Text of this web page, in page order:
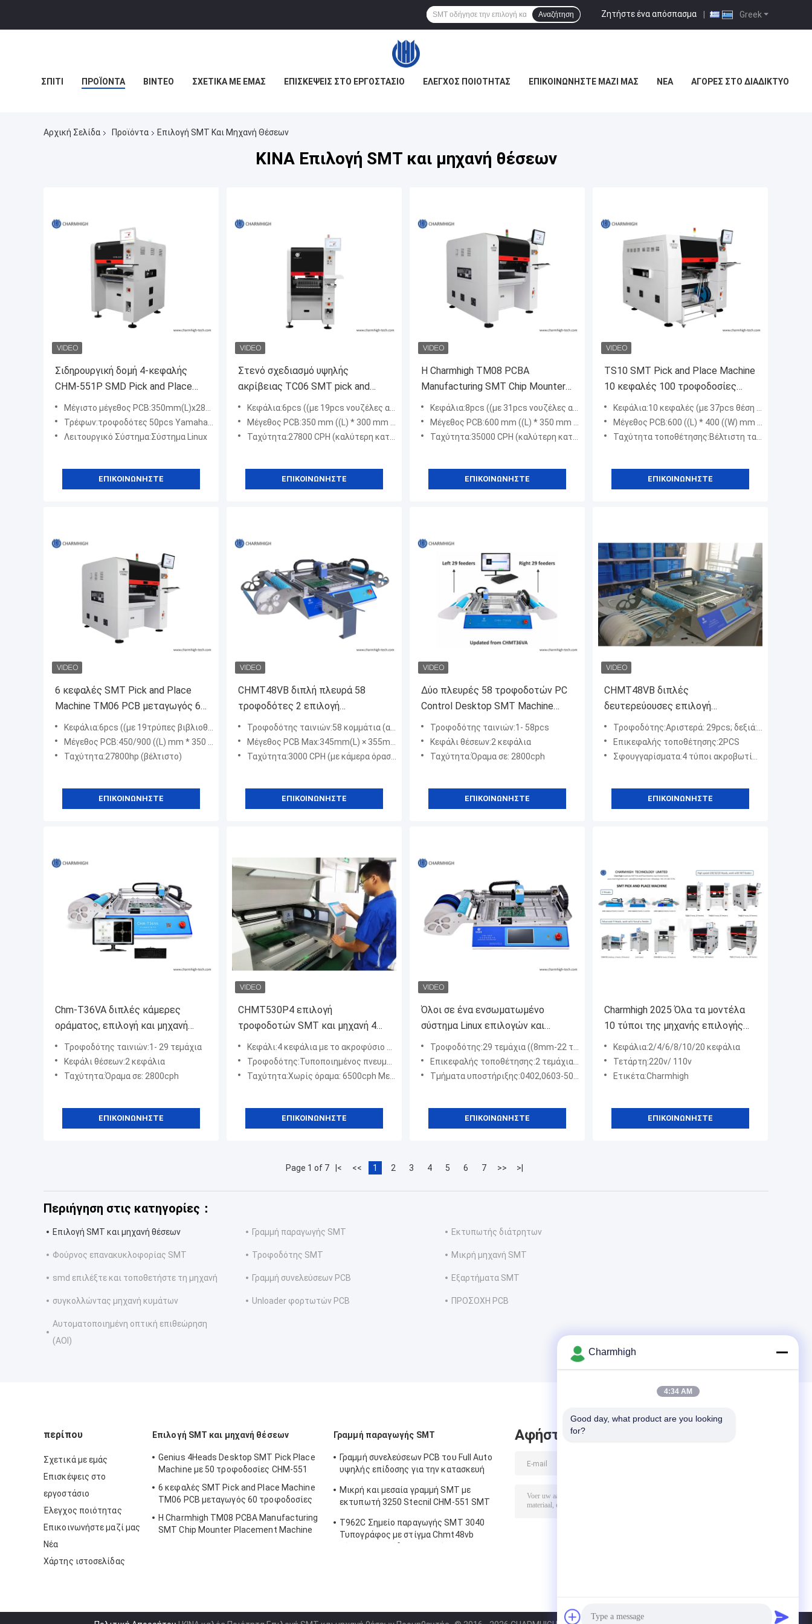
Greek
Ζητήστε ένα απόσπασμα |
Αναζήτηση
ΣΠΊΤΙ ΠΡΟΪΌΝΤΑ ΒΊΝΤΕΟ ΣΧΕΤΙΚΆ ΜΕ ΕΜΆΣ ΕΠΙΣΚΈΨΕΙΣ ΣΤΟ ΕΡΓΟΣΤΆΣΙΟ ΈΛΕΓΧΟΣ ΠΟΙΌΤΗΤΑΣ ΕΠΙΚΟΙΝΩΝΉΣΤΕ ΜΑΖΊ ΜΑΣ ΝΈΑ ΑΓΟΡΈΣ ΣΤΟ ΔΙΑΔΊΚΤΥΟ
Αρχική Σελίδα Προϊόντα Επιλογή SMT Και Μηχανή Θέσεων
ΚΙΝΑ Επιλογή SMT και μηχανή θέσεων
Σιδηρουργική δομή 4-κεφαλής
CHM-551P SMD Pick and Place
Machine
Μέγιστο μέγεθος PCB:350mm(L)x280mm(W) (Τυπικό)
Τρέφων:τροφοδότες 50pcs Yamaha (πνευματικός & ηλεκτρικός τροφοδότης)
Λειτουργικό Σύστημα:Σύστημα Linux
ΕΠΙΚΟΙΝΩΝΉΣΤΕ
Στενό σχεδιασμό υψηλής
ακρίβειας TC06 SMT pick and
place machine 6 κεφάλια στήριξη
01005
Κεφάλια:6pcs ((με 19pcs νουζέλες αυτόματη θέση αλλαγής)
Μέγεθος PCB:350 mm ((L) * 300 mm ((W)
Ταχύτητα:27800 CPH (καλύτερη κατάσταση υπό την εταιρεία μας)
ΕΠΙΚΟΙΝΩΝΉΣΤΕ
Η Charmhigh TM08 PCBA
Manufacturing SMT Chip Mounter
Placement Machine CPK≥1.0
Κεφάλια:8pcs ((με 31pcs νουζέλες αυτόματη θέση αλλαγής)
Μέγεθος PCB:600 mm ((L) * 350 mm ((W) / 1200 * 350 mm ((επιλογές)
Ταχύτητα:35000 CPH (καλύτερη κατάσταση υπό την εταιρεία μας)
ΕΠΙΚΟΙΝΩΝΉΣΤΕ
TS10 SMT Pick and Place Machine
10 κεφαλές 100 τροφοδοσίες
01005 Υποστήριξη υψηλής
ταχύτητας
Κεφάλια:10 κεφαλές (με 37pcs θέση αυτόματης αλλαγής ακροφύλλων)
Μέγεθος PCB:600 ((L) * 400 ((W) mm (πρότυπο)
Ταχύτητα τοποθέτησης:Βέλτιστη ταχύτητα: 42000hp, IPC9850: 31000hp
ΕΠΙΚΟΙΝΩΝΉΣΤΕ
6 κεφαλές SMT Pick and Place
Machine TM06 PCB μεταγωγός 60
τροφοδοσίες
Κεφάλια:6pcs ((με 19τρύπες βιβλιοθήκη ακροφύλλων)
Μέγεθος PCB:450/900 ((L) mm * 350 mm ((W) (2 επιλογές)
Ταχύτητα:27800hp (βέλτιστο)
ΕΠΙΚΟΙΝΩΝΉΣΤΕ
CHMT48VB διπλή πλευρά 58
τροφοδότες 2 επιλογή
υπολογιστών γραφείου SMT
καμερών και μηχανή θέσεων
Τροφοδότης ταινιών:58 κομμάτια (αριστερά 29 + δεξιά 29) πλάτος 8/12/16/24mm
Μέγεθος PCB Max:345mm(L) × 355mm(W)
Ταχύτητα:3000 CPH (με κάμερα όρασης)
ΕΠΙΚΟΙΝΩΝΉΣΤΕ
Δύο πλευρές 58 τροφοδοτών PC
Control Desktop SMT Machine
CHM-T36VB Chmt36va
Τροφοδότης ταινιών:1- 58pcs
Κεφάλι θέσεων:2 κεφάλια
Ταχύτητα:Όραμα σε: 2800cph
ΕΠΙΚΟΙΝΩΝΉΣΤΕ
CHMT48VB διπλές
δευτερεύουσες επιλογή
υπολογιστών γραφείου SMT
Charmhigh τροφοδοτών και
μηχανή θέσεων
Τροφοδότης:Αριστερά: 29pcs; δεξιά:29pcs; μπροστινό φορτίο IC 14pcs; προσαρμοσμένο φορτίο IC 10pcs
Επικεφαλής τοποθέτησης:2PCS
Σφουγγαρίσματα:4 τύποι ακροβωτίων (Juki)
ΕΠΙΚΟΙΝΩΝΉΣΤΕ
Chm-T36VA διπλές κάμερες
οράματος, επιλογή και μηχανή
Chmt36va ελέγχου SMT PC
θέσεων
Τροφοδότης ταινιών:1- 29 τεμάχια
Κεφάλι θέσεων:2 κεφάλια
Ταχύτητα:Όραμα σε: 2800cph
ΕΠΙΚΟΙΝΩΝΉΣΤΕ
CHMT530P4 επιλογή
τροφοδοτών SMT και μηχανή 4
θέσεων τροφοδότης Yamaha
κεφαλιών
Κεφάλι:4 κεφάλια με το ακροφύσιο Juki
Τροφοδότης:Τυποποιημένος πνευματικός τροφοδότης 30pcs Yamaha
Ταχύτητα:Χωρίς όραμα: 6500cph Με το όραμα: 4500cph
ΕΠΙΚΟΙΝΩΝΉΣΤΕ
Όλοι σε ένα ενσωματωμένο
σύστημα Linux επιλογών και
θέσεων CHMT48VA Benchtop
SMT μηχανή
Τροφοδότης:29 τεμάχια ((8mm-22 τεμάχια, 12mm-4 τεμάχια, 16mm-2 τεμάχια, 24mm-1 τεμάχια)
Επικεφαλής τοποθέτησης:2 τεμάχια κεφαλές με νουζέλες juki
Τμήματα υποστήριξης:0402,0603-5050, SOP, QFN κ.λπ.
ΕΠΙΚΟΙΝΩΝΉΣΤΕ
Charmhigh 2025 Όλα τα μοντέλα
10 τύποι της μηχανής επιλογής
και τοποθέτησης SMT 2,4,6,8,10,
20 κεφάλαια Κατασκευή PCBA
Κεφάλια:2/4/6/8/10/20 κεφάλια
Τετάρτη:220v/ 110v
Ετικέτα:Charmhigh
ΕΠΙΚΟΙΝΩΝΉΣΤΕ
Page 1 of 7 |< << 1 2 3 4 5 6 7 >> >|
Περιήγηση στις κατηγορίες：
Επιλογή SMT και μηχανή θέσεων Γραμμή παραγωγής SMT Εκτυπωτής διάτρητων
Φούρνος επανακυκλοφορίας SMT Τροφοδότης SMT Μικρή μηχανή SMT
smd επιλέξτε και τοποθετήστε τη μηχανή Γραμμή συνελεύσεων PCB Εξαρτήματα SMT
συγκολλώντας μηχανή κυμάτων Unloader φορτωτών PCB ΠΡΟΣΟΧΗ PCB
Αυτοματοποιημένη οπτική επιθεώρηση
(AOI)
περίπου
Σχετικά με εμάς
Επισκέψεις στο
εργοστάσιο
Έλεγχος ποιότητας
Επικοινωνήστε μαζί μας
Νέα
Χάρτης ιστοσελίδας
Επιλογή SMT και μηχανή θέσεων
Genius 4Heads Desktop SMT Pick Place
Machine με 50 τροφοδοσίες CHM-551
6 κεφαλές SMT Pick and Place Machine
TM06 PCB μεταγωγός 60 τροφοδοσίες
Η Charmhigh TM08 PCBA Manufacturing
SMT Chip Mounter Placement Machine
Γραμμή παραγωγής SMT
Γραμμή συνελεύσεων PCB του Full Auto
υψηλής επίδοσης για την κατασκευή
Μικρή και μεσαία γραμμή SMT με
εκτυπωτή 3250 Stecnil CHM-551 SMT
T962C Σημείο παραγωγής SMT 3040
Τυπογράφος με στίγμα Chmt48vb
Αφήστε μήνυμα
Charmhigh
4:34 AM
Good day, what product are you looking
for?